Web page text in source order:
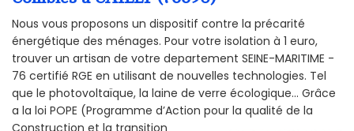
Nous vous proposons un dispositif contre la précarité
énergétique des ménages. Pour votre isolation à 1 euro,
trouver un artisan de votre departement SEINE-MARITIME -
76 certifié RGE en utilisant de nouvelles technologies. Tel
que le photovoltaïque, la laine de verre écologique... Grâce
a la loi POPE (Programme d’Action pour la qualité de la